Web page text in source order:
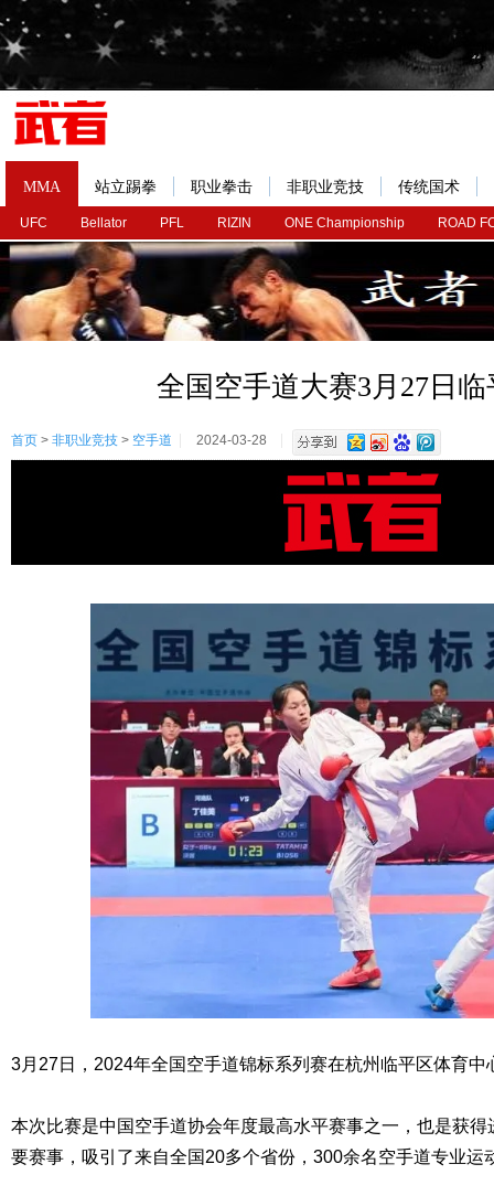
MMA
UFC Bellator PFL RIZIN ONE Championship ROAD
站立踢拳 职业拳击 非职业竞技 传统国术
全国空手道大赛3月27日
首页 > 非职业竞技 > 空手道 2024-03-28
3月27日，2024年全国空手道锦标系列赛在杭州临平区体育中
本次比赛是中国空手道协会年度最高水平赛事之一，也是获
要赛事，吸引了来自全国20多个省份，300余名空手道专业运